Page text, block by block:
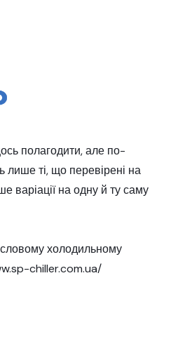
полагодити, але по-
ті, що перевірені на
варіації на одну й ту саму
холодильному
chiller.com.ua/